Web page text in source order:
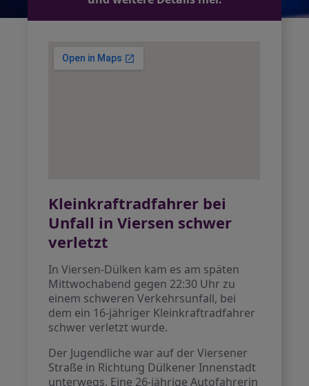
Kleinkraftradfahrer bei
Unfall in Viersen schwer
verletzt
In Viersen-Dülken kam es am späten
Mittwochabend gegen 22:30 Uhr zu
einem schweren Verkehrsunfall, bei
dem ein 16-jähriger Kleinkraftradfahrer
schwer verletzt wurde.
Der Jugendliche war auf der Viersener
Straße in Richtung Dülkener Innenstadt
unterwegs. Eine 26-jährige Autofahrerin